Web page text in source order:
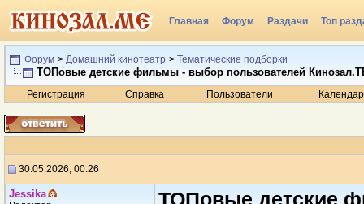
Главная Форум Раздачи Топ
Радио
Форум > Домашний кинотеатр > Тематические подборки
ТОПовые детские фильмы - выбор пользователей
Регистрация Справка Пользователи
30.05.2026, 00:26
Jеssikа
ТОПовые детские